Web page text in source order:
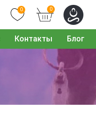
0 0
Контакты Блог